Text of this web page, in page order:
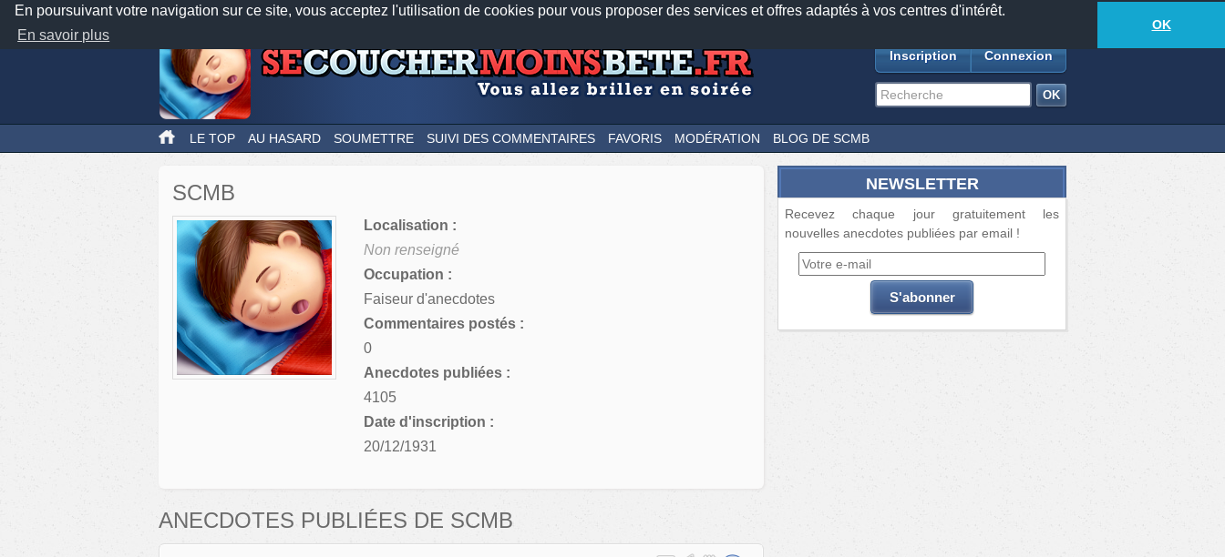
En poursuivant votre navigation sur ce site, vous acceptez l'utilisation de cookies pour vous proposer des services et offres adaptés à vos centres d'intérêt.
En savoir plus
OK
Nos applications mobiles Newsletter Facebook
TwitterFeeds18885anecdotes-643lecteurs connectés
Inscription Connexion
LE TOP AU HASARD SOUMETTRE SUIVI DES COMMENTAIRES FAVORIS MODÉRATION BLOG DE SCMB
SCMB
Localisation :
Non renseigné
Occupation :
Faiseur d'anecdotes
Commentaires postés :
0
Anecdotes publiées :
4105
Date d'inscription :
20/12/1931
ANECDOTES PUBLIÉES DE SCMB
NEWSLETTER
Recevez chaque jour gratuitement les
nouvelles anecdotes publiées par email !